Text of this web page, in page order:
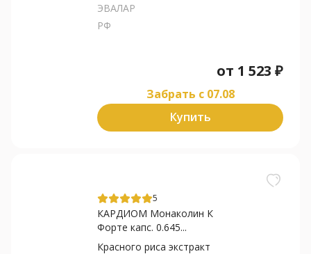
ЭВАЛАР
РФ
от 1 523 ₽
Забрать c 07.08
Купить
5
КАРДИОМ Монаколин К
Форте капс. 0.645...
Красного риса экстракт